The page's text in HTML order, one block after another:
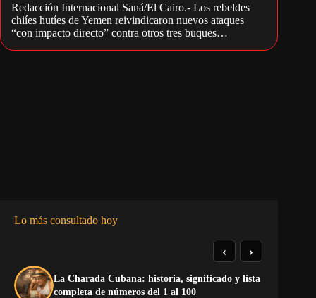
Redacción Internacional Saná/El Cairo.- Los rebeldes
chiíes hutíes de Yemen reivindicaron nuevos ataques
“con impacto directo” contra otros tres buques…
Lo más consultado hoy
La Charada Cubana: historia, significado y lista
completa de números del 1 al 100
‹ ›